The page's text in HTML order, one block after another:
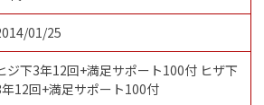
01/25
ジ下3年12回+満足サポート100付 ヒザ下
12回+満足サポート100付